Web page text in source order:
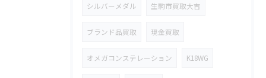
シルバーメダル 生駒市買取大吉
ブランド品買取 現金買取
オメガコンステレーション K18WG